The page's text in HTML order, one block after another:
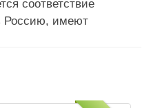
соответствие
Россию, имеют